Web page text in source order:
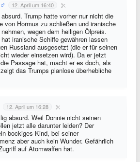
12. April um 16:40
Trump hatte vorher nur nicht die
von Hormus zu schließen und iranische
wegen dem heiligen Ölpreis.
iranische Schiffe gewähren lassen
Russland ausgesetzt (die er für seinen
wieder einsetzen wird). Da er jetzt
Passage hat, macht er es doch, als
das Trumps planlose überhebliche
12. April um 16:28
absurd. Weil Donnie nicht seinen
jetzt alle darunter leiden? Der
bockiges Kind, bei seiner
aber auch kein Wunder. Gefährlich
auf Atomwaffen hat.